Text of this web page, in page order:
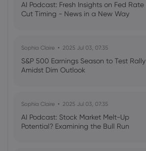
AI Podcast: Fresh Insights on Fed Rate
Cut Timing - News in a New Way
Sophia Claire 2025 Jul 03, 07:35
S&P 500 Earnings Season to Test Rally
Amidst Dim Outlook
Sophia Claire 2025 Jul 03, 07:35
AI Podcast: Stock Market Melt-Up
Potential? Examining the Bull Run